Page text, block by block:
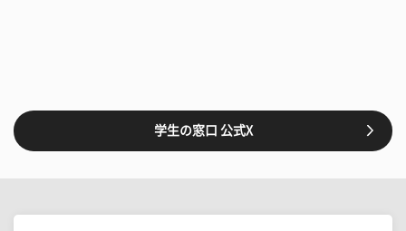
学生の窓口 公式X